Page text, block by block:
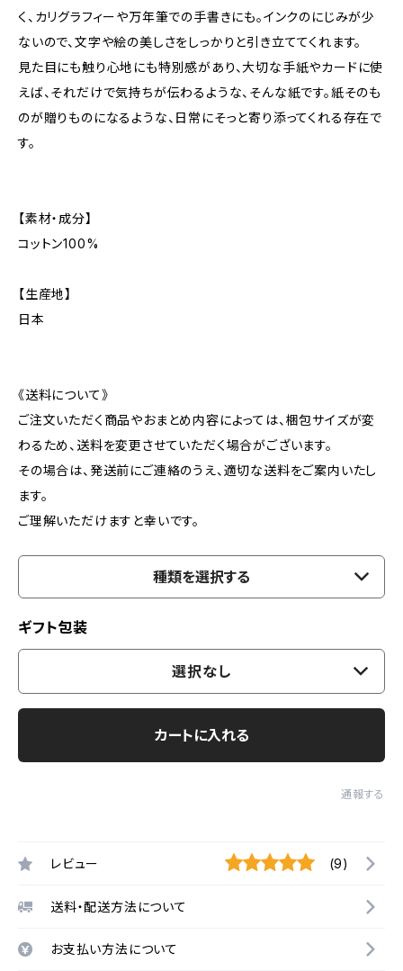
く、カリグラフィーや万年筆での手書きにも。インクのにじみが少
ないので、文字や絵の美しさをしっかりと引き立ててくれます。
見た目にも触り心地にも特別感があり、大切な手紙やカードに使
えば、それだけで気持ちが伝わるような、そんな紙です。紙そのも
のが贈りものになるような、日常にそっと寄り添ってくれる存在で
す。
【素材・成分】
コットン100%
【生産地】
日本
《送料について》
ご注文いただく商品やおまとめ内容によっては、梱包サイズが変
わるため、送料を変更させていただく場合がございます。
その場合は、発送前にご連絡のうえ、適切な送料をご案内いたし
ます。
ご理解いただけますと幸いです。
種類を選択する
ギフト包装
選択なし
カートに入れる
通報する
レビュー (9)
送料・配送方法について
お支払い方法について